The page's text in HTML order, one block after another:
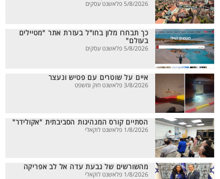
5/8/2026 פלאשנט עסקים
כך תבחרו מלון בחו"ל בעזרת אתר "מטיילים
בעולם"
5/8/2026 פלאשנט עסקים
איים על שוטרים עם פטיש ונעצר
3/8/2026 פלאשנט חוק ומשפט
הסתיים קורס המנהיגות הסביבתית "אקולידר"
1/8/2026 פלאשנט לוקאלי
מהשורשים של גבעת עדה אל לב אפריקה
1/8/2026 פלאשנט לוקאלי